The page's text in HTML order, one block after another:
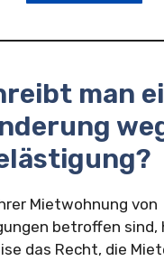
man
Mietwohnung von
betroffen sind,
das Recht, die